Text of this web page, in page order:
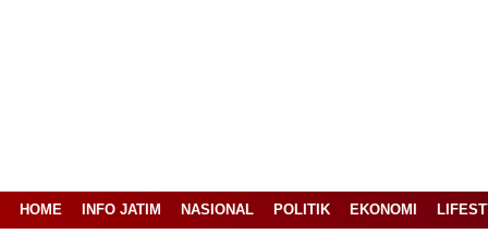
HOME INFO JATIM NASIONAL POLITIK EKONOMI